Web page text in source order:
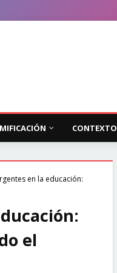
CONTEXTO
en la educación:
el